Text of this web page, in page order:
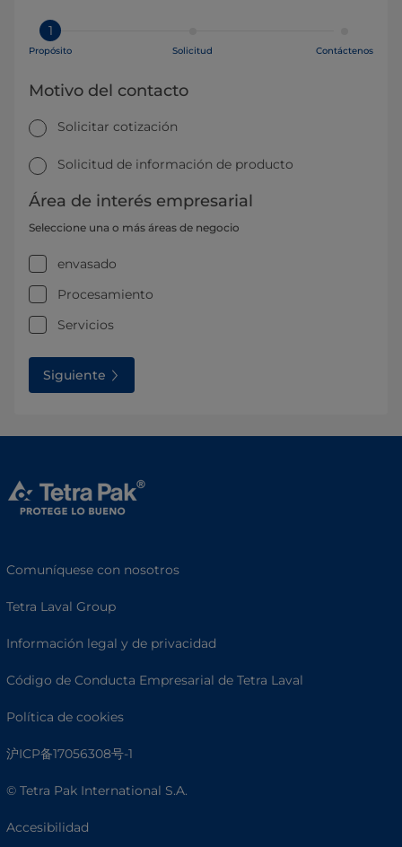
1
Propósito Solicitud Contáctenos
Motivo del contacto
Solicitar cotización
Solicitud de información de producto
Área de interés empresarial
Seleccione una o más áreas de negocio
envasado
Procesamiento
Servicios
Siguiente
Comuníquese con nosotros
Tetra Laval Group
Información legal y de privacidad
Código de Conducta Empresarial de Tetra Laval
Política de cookies
沪ICP备17056308号-1
© Tetra Pak International S.A.
Accesibilidad